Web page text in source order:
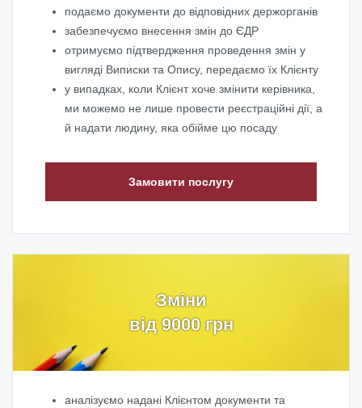
подаємо документи до відповідних держорганів
забезпечуємо внесення змін до ЄДР
отримуємо підтвердження проведення змін у
вигляді Виписки та Опису, передаємо їх Клієнту
у випадках, коли Клієнт хоче змінити керівника,
ми можемо не лише провести реєстраційні дії, а
й надати людину, яка обійме цю посаду
Замовити послугу
Зміни
від 9000 грн
аналізуємо надані Клієнтом документи та